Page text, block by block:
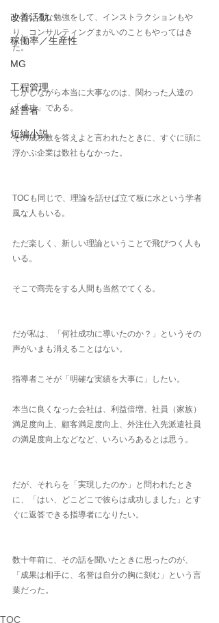
改善活動
稼働率／生産性
MG
工程管理
経営者
短編小説
いろいろな勉強をして、インストラクションもや
り、コンサルティングまがいのこともやってはき
た。
しかしながら本当に大事なのは、関わった人達の
「成功」である。
その成功数を答えよと言われたときに、すぐに頭に
浮かぶ企業は数社もなかった。
TOCも同じで、理論を話せば立て板に水という学者
風な人もいる。
ただ楽しく、新しい理論ということで飛びつく人も
いる。
そこで商売をする人間も当然でてくる。
だが私は、「何社成功に導いたのか？」というその
声がいまも消えることはない。
指導者こそが「明確な実績を大事に」したい。
本当に良くなった会社は、利益倍増、社員（家族）
満足度向上、顧客満足度向上、外注仕入先派遣社員
の満足度向上などなど、いろいろあるとは思う。
だが、それらを「実現したのか」と問われたとき
に、「はい、どこどこで彼らは成功しました」とす
ぐに返答できる指導者になりたい。
数十年前に、その話を聞いたときに思ったのが、
「成果は相手に、名誉は自分の胸に刻む」という言
葉だった。
TOC